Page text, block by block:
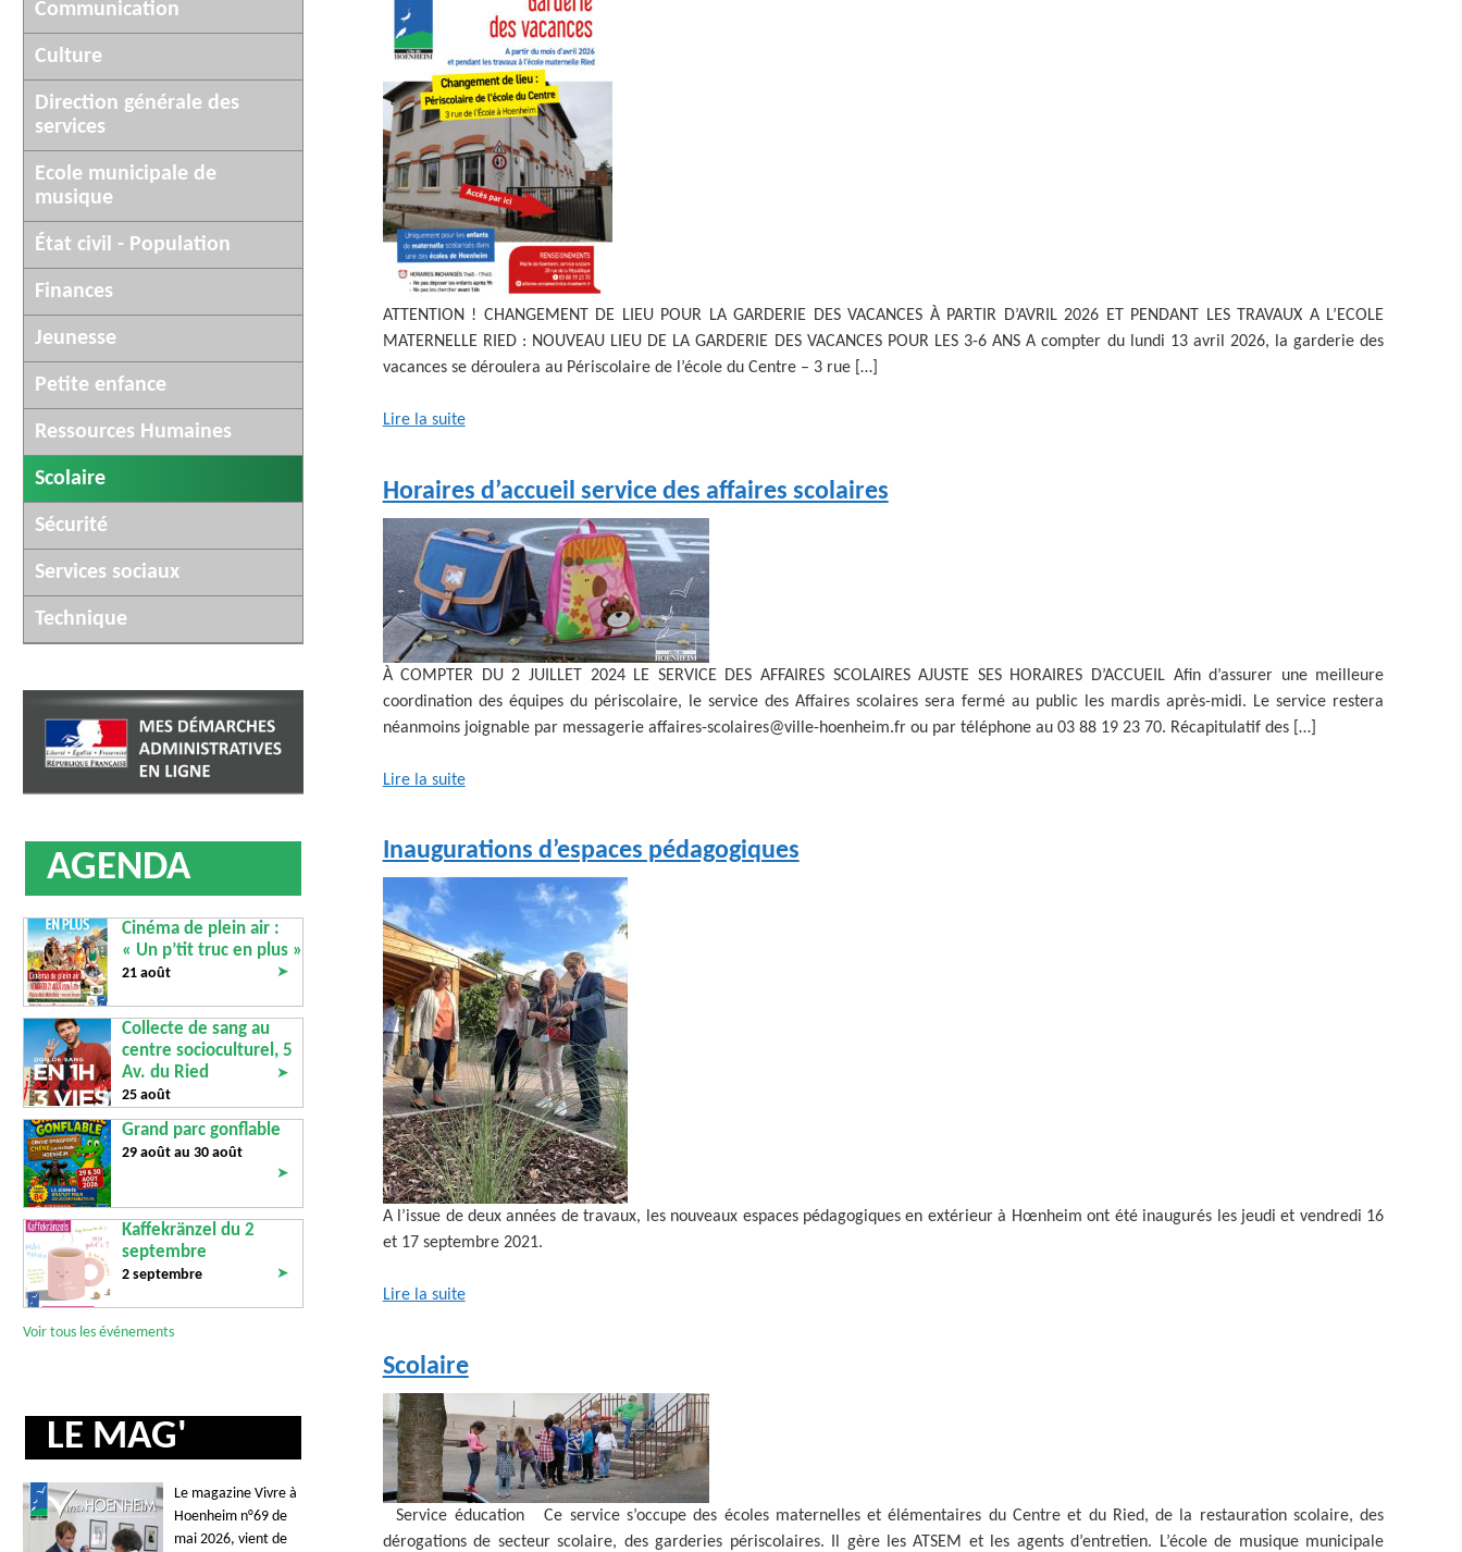
EHPAD
(ETABLISSEMENTS
D’HÉBERGEMENT
POUR PERSONNES
DÉPENDANTES)
UN COMMERCE
TAXE LOCALE SUR
LA PUBLICITÉ
EXTÉRIEURE
MARCHÉS PUBLICS
LE CONSEIL DES AÎNÉS
PERSONNES AGÉES
DÉPENDANTES)
MARCHÉS
HEBDOMADAIRES
MOYENS DE TRANSPORT
PÔLE AUTOMOBILE
DE NOËL
JARDINS FAMILIAUX
LA PÊCHE
LES ÉQUIPEMENTS
SPORTIFS
CENTRE SOCIOCULTUREL
DE HOENHEIM
NUMÉROS D’URGENCE
DÉCHETS
TARIFS MUNICIPAUX
VIVRE ENSEMBLE
DICRIM
AFFICHAGE LÉGAL
Communication
Culture
Direction générale des
services
Ecole municipale de
musique
État civil - Population
Finances
Jeunesse
Petite enfance
Ressources Humaines
Scolaire
Sécurité
Services sociaux
Technique
AGENDA
Cinéma de plein air :
« Un p’tit truc en plus »
21 août ➤
Collecte de sang au
centre socioculturel, 5
Av. du Ried
25 août
➤
Grand parc gonflable
29 août au 30 août
➤
Kaffekränzel du 2
septembre
2 septembre ➤
Voir tous les événements
LE MAG'
Le magazine Vivre à
Hoenheim n°69 de
mai 2026, vient de
ATTENTION ! CHANGEMENT DE LIEU POUR LA GARDERIE DES VACANCES À PARTIR D’AVRIL 2026 ET PENDANT LES TRAVAUX A L’ECOLE
MATERNELLE RIED : NOUVEAU LIEU DE LA GARDERIE DES VACANCES POUR LES 3-6 ANS A compter du lundi 13 avril 2026, la garderie des
vacances se déroulera au Périscolaire de l’école du Centre – 3 rue […]
Lire la suite
Horaires d’accueil service des affaires scolaires
À COMPTER DU 2 JUILLET 2024 LE SERVICE DES AFFAIRES SCOLAIRES AJUSTE SES HORAIRES D’ACCUEIL Afin d’assurer une meilleure
coordination des équipes du périscolaire, le service des Affaires scolaires sera fermé au public les mardis après-midi. Le service restera
néanmoins joignable par messagerie affaires-scolaires@ville-hoenheim.fr ou par téléphone au 03 88 19 23 70. Récapitulatif des […]
Lire la suite
Inaugurations d’espaces pédagogiques
A l’issue de deux années de travaux, les nouveaux espaces pédagogiques en extérieur à Hœnheim ont été inaugurés les jeudi et vendredi 16
et 17 septembre 2021.
Lire la suite
Scolaire
Service éducation Ce service s’occupe des écoles maternelles et élémentaires du Centre et du Ried, de la restauration scolaire, des
dérogations de secteur scolaire, des garderies périscolaires. Il gère les ATSEM et les agents d’entretien. L’école de musique municipale